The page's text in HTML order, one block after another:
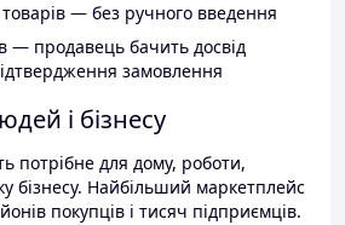
— без ручного введення
— продавець бачить досвід
замовлення
і бізнесу
потрібне для дому, роботи,
бізнесу. Найбільший маркетплейс
покупців і тисяч підприємців.